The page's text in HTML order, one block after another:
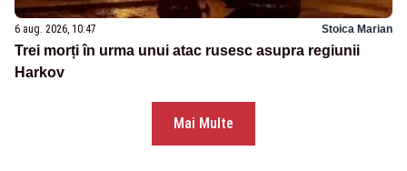
6 aug. 2026, 10:47 Stoica Marian
Trei morți în urma unui atac rusesc asupra regiunii
Harkov
Mai Multe